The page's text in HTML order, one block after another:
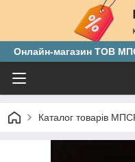
Онлайн-магазин ТОВ
Каталог товарів